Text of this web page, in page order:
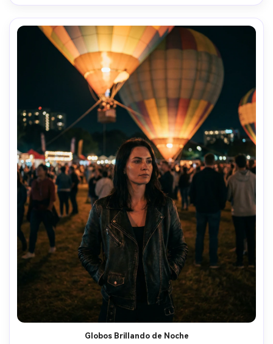
Globos Brillando de Noche